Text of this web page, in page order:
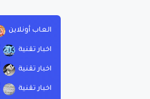
العاب أونلاين
اخبار تقنية
اخبار تقنية
اخبار تقنية